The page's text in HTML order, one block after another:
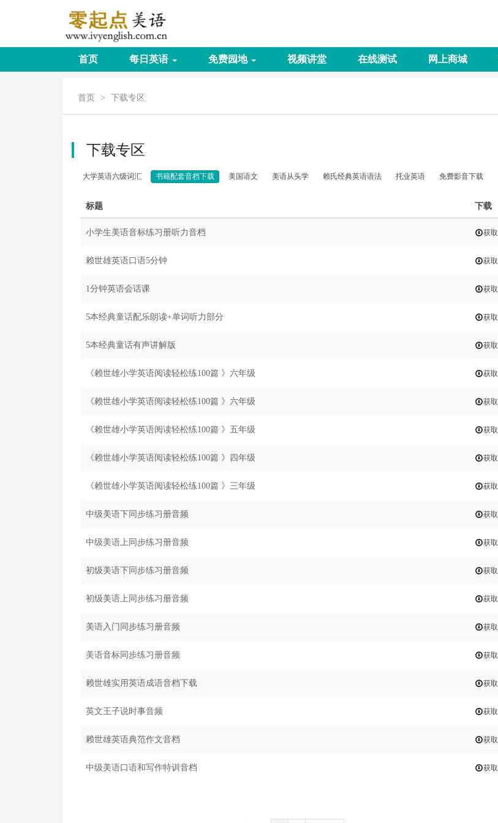
首页 每日英语 免费园地 视频讲堂 在线测试 网上商城
首页 > 下载专区
下载专区
大学英语六级词汇 书籍配套音档下载 美国语文 美语从头学 赖氏经典英语语法 托业英语 免费影音下载
标题 下载
小学生美语音标练习册听力音档 获取
赖世雄英语口语5分钟 获取
1分钟英语会话课 获取
5本经典童话配乐朗读+单词听力部分 获取
5本经典童话有声讲解版 获取
《赖世雄小学英语阅读轻松练100篇 》六年级 获取
《赖世雄小学英语阅读轻松练100篇 》六年级 获取
《赖世雄小学英语阅读轻松练100篇 》五年级 获取
《赖世雄小学英语阅读轻松练100篇 》四年级 获取
《赖世雄小学英语阅读轻松练100篇 》三年级 获取
中级美语下同步练习册音频 获取
中级美语上同步练习册音频 获取
初级美语下同步练习册音频 获取
初级美语上同步练习册音频 获取
美语入门同步练习册音频 获取
美语音标同步练习册音频 获取
赖世雄实用英语成语音档下载 获取
英文王子说时事音频 获取
赖世雄英语典范作文音档 获取
中级美语口语和写作特训音档 获取